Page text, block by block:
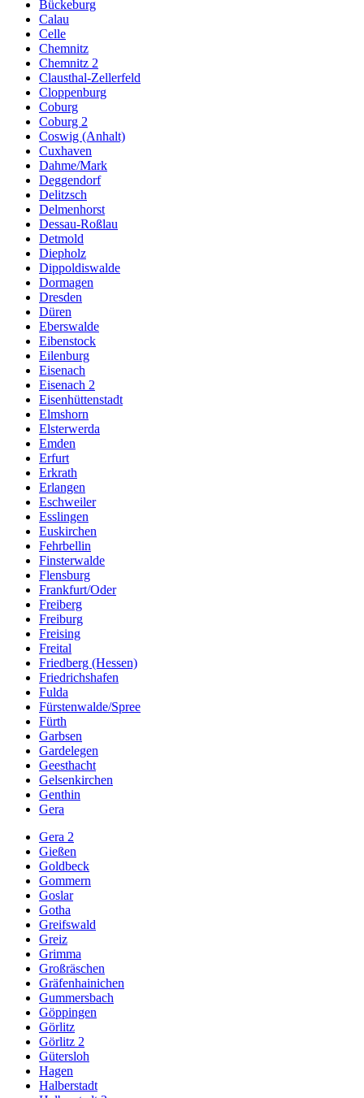
Bückeburg
Calau
Celle
Chemnitz
Chemnitz 2
Clausthal-Zellerfeld
Cloppenburg
Coburg
Coburg 2
Coswig (Anhalt)
Cuxhaven
Dahme/Mark
Deggendorf
Delitzsch
Delmenhorst
Dessau-Roßlau
Detmold
Diepholz
Dippoldiswalde
Dormagen
Dresden
Düren
Eberswalde
Eibenstock
Eilenburg
Eisenach
Eisenach 2
Eisenhüttenstadt
Elmshorn
Elsterwerda
Emden
Erfurt
Erkrath
Erlangen
Eschweiler
Esslingen
Euskirchen
Fehrbellin
Finsterwalde
Flensburg
Frankfurt/Oder
Freiberg
Freiburg
Freising
Freital
Friedberg (Hessen)
Friedrichshafen
Fulda
Fürstenwalde/Spree
Fürth
Garbsen
Gardelegen
Geesthacht
Gelsenkirchen
Genthin
Gera
Gera 2
Gießen
Goldbeck
Gommern
Goslar
Gotha
Greifswald
Greiz
Grimma
Großräschen
Gräfenhainichen
Gummersbach
Göppingen
Görlitz
Görlitz 2
Gütersloh
Hagen
Halberstadt